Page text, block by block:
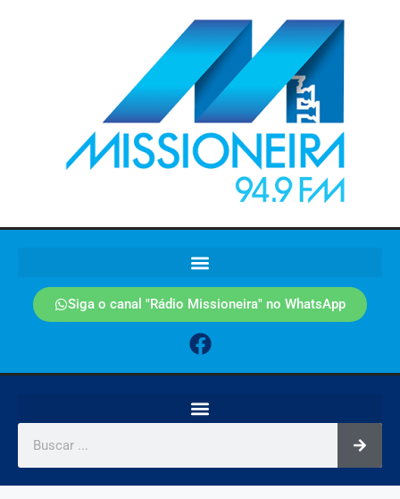
Siga o canal "Rádio Missioneira" no WhatsApp